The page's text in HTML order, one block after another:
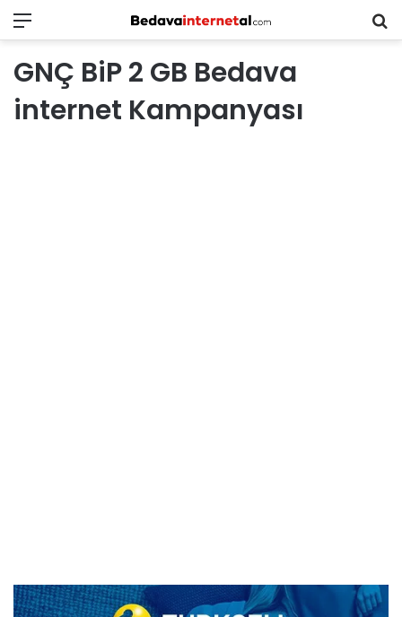
Menü
GNÇ BiP 2 GB Bedava
internet Kampanyası